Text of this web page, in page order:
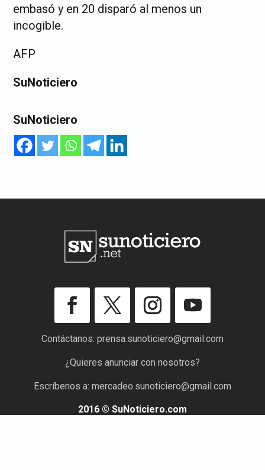
embasó y en 20 disparó al menos un
incogible.
AFP
SuNoticiero
SuNoticiero
Contáctanos: prensa.sunoticiero@gmail.com
¿Quieres anunciar con nosotros?
Escríbenos a: mercadeo.sunoticiero@gmail.com
2016 © SuNoticiero.com